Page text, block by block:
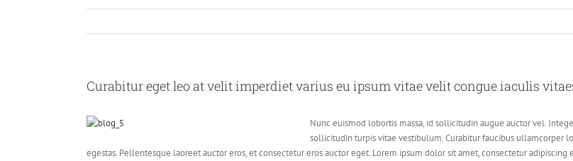
Curabitur eget leo at velit imperdiet varius eu ipsum vitae velit congue iaculis
Nunc euismod lobortis massa, id sollicitudin augue auctor vel.
sollicitudin turpis vitae vestibulum. Curabitur faucibus ullamcorper
egestas. Pellentesque laoreet auctor eros, et consectetur eros auctor eget. Lorem ipsum dolor sit amet, consectetur adipiscing